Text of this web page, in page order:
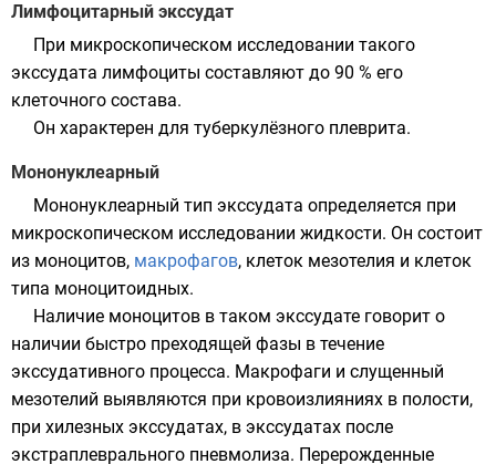
Лимфоцитарный экссудат
При микроскопическом исследовании такого
экссудата лимфоциты составляют до 90 % его
клеточного состава.
Он характерен для туберкулёзного плеврита.
Мононуклеарный
Мононуклеарный тип экссудата определяется при
микроскопическом исследовании жидкости. Он состоит
из моноцитов, макрофагов, клеток мезотелия и клеток
типа моноцитоидных.
Наличие моноцитов в таком экссудате говорит о
наличии быстро преходящей фазы в течение
экссудативного процесса. Макрофаги и слущенный
мезотелий выявляются при кровоизлияниях в полости,
при хилезных экссудатах, в экссудатах после
экстраплеврального пневмолиза. Перерожденные